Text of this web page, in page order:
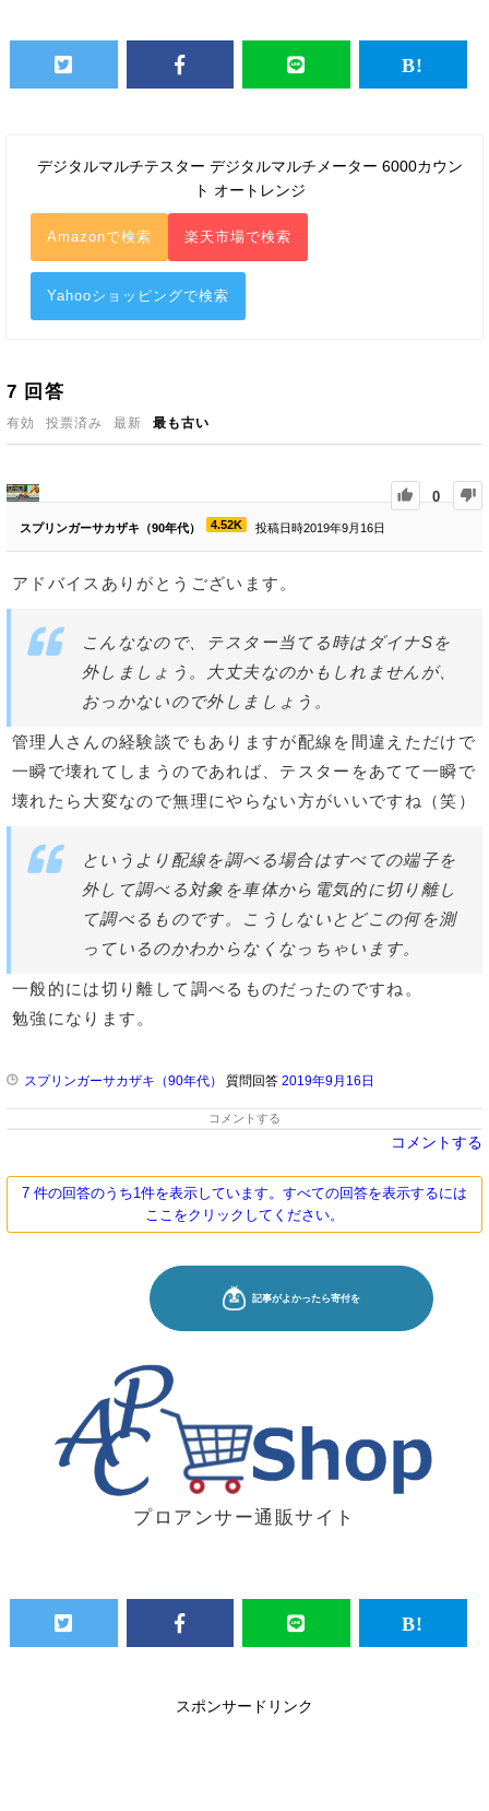
デジタルマルチテスター デジタルマルチメーター 6000カウン
ト オートレンジ
Amazonで検索 楽天市場で検索
Yahooショッピングで検索
7 回答
有効 投票済み 最新 最も古い
0
スプリンガーサカザキ（90年代） 4.52K 投稿日時2019年9月16日
アドバイスありがとうございます。
こんななので、テスター当てる時はダイナSを
外しましょう。大丈夫なのかもしれませんが、
おっかないので外しましょう。
管理人さんの経験談でもありますが配線を間違えただけで
一瞬で壊れてしまうのであれば、テスターをあてて一瞬で
壊れたら大変なので無理にやらない方がいいですね（笑）
というより配線を調べる場合はすべての端子を
外して調べる対象を車体から電気的に切り離し
て調べるものです。こうしないとどこの何を測
っているのかわからなくなっちゃいます。
一般的には切り離して調べるものだったのですね。
勉強になります。
スプリンガーサカザキ（90年代） 質問回答 2019年9月16日
コメントする
コメントする
7 件の回答のうち1件を表示しています。すべての回答を表示するには
ここをクリックしてください。
プロアンサー通販サイト
スポンサードリンク